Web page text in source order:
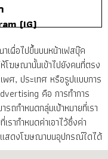
(IG)
เผื่อไปขึ้นบนหน้าเฟสบุ๊ค
ห้โฆษณานั้นเข้าไปยังคนที่ตรง
พศ, ประเทศ หรือรูปแบบการ
คือ การทำการ
ถกำหนดกลุ่มเป้าหมายที่เรา
รากำหนดค่าเอาไว้ซึ่งค่า
แสดงโฆษณาบนอุปกรณ์ใดได้